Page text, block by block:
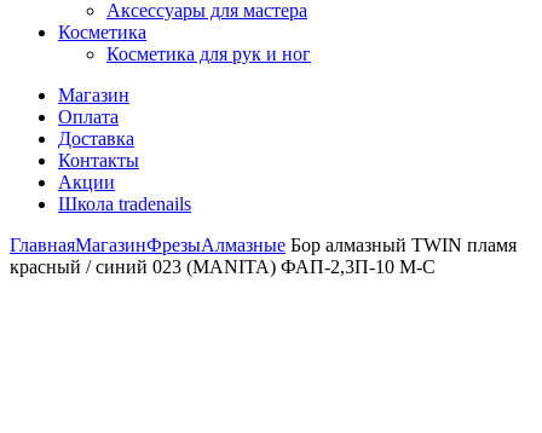
Аксессуары для мастера
Косметика
Косметика для рук и ног
Магазин
Оплата
Доставка
Контакты
Акции
Школа tradenails
ГлавнаяМагазинФрезыАлмазные Бор алмазный TWIN пламя
красный / синий 023 (MANITA) ФАП-2,3П-10 М-С